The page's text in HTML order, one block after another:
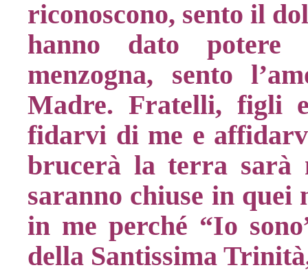
riconoscono, sento il
hanno dato potere
menzogna, sento
Madre. Fratelli, figli
fidarvi di me e
brucerà la terra sarà
saranno chiuse in quei
in me perché “Io
della Santissima